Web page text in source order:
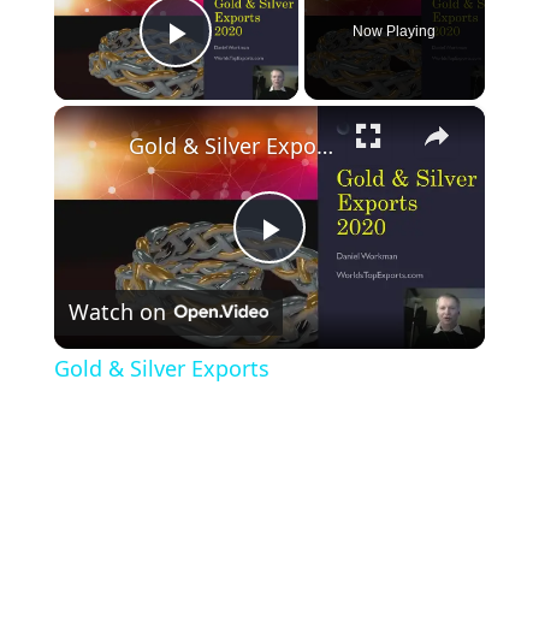
Play Video
Now Playing
×
Play
Video
Gold & Silver Exports
Watch on
Gold & Silver Exports